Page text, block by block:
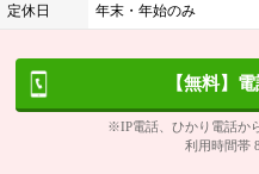
定休日 年末・年始のみ
【無料】
※IP電話、ひかり電話か
利用時間帯